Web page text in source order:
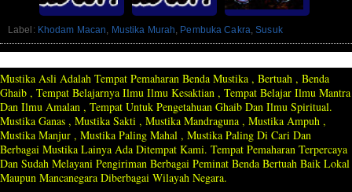
Label: Khodam Macan, Mustika Murah, Pembuka Cakra,Susuk
Mustika Asli Adalah Tempat Pemaharan Benda Mustika , Bertuah , Benda
Ghaib , Tempat Belajarnya Ilmu Ilmu Kesaktian , Tempat Belajar Ilmu Mantra
Dan Ilmu Amalan , Tempat Untuk Pengetahuan Ghaib Dan Ilmu Spiritual.
Mustika Ganas , Mustika Sakti , Mustika Mandraguna , Mustika Ampuh ,
Mustika Manjur , Mustika Paling Mahal , Mustika Paling Di Cari Dan
Berbagai Mustika Lainya Ada Ditempat Kami. Tempat Pemaharan Terpercaya
Dan Sudah Melayani Pengiriman Berbagai Peminat Benda Bertuah Baik Lokal
Maupun Mancanegara Diberbagai Wilayah Negara.